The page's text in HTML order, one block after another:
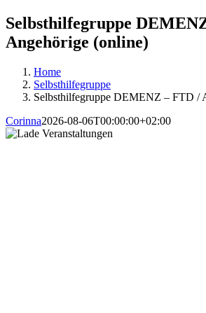
Selbsthilfegruppe
Angehörige (online)
Home
Selbsthilfegruppe
Selbsthilfegruppe DEMENZ – FTD /
Corinna2026-08-06T00:00:00+02:00